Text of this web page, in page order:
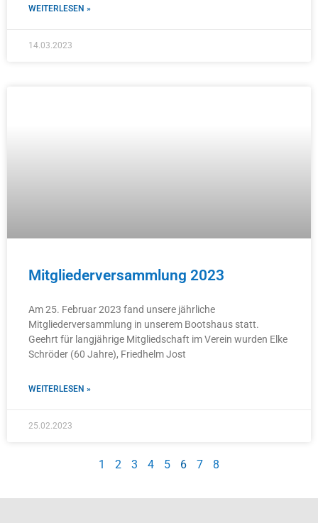
WEITERLESEN »
14.03.2023
Mitgliederversammlung 2023
Am 25. Februar 2023 fand unsere jährliche
Mitgliederversammlung in unserem Bootshaus statt.
Geehrt für langjährige Mitgliedschaft im Verein wurden Elke
Schröder (60 Jahre), Friedhelm Jost
WEITERLESEN »
25.02.2023
1 2 3 4 5 6 7 8